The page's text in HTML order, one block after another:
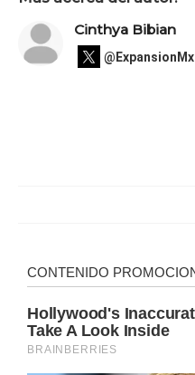
Cinthya Bibian
@ExpansionMx